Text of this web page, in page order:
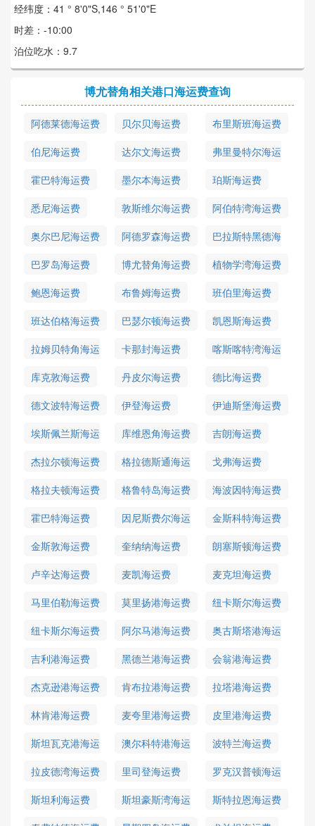
经纬度：41 ° 8'0"S,146 ° 51'0"E
时差：-10:00
泊位吃水：9.7
博尤替角相关港口海运费查询
阿德莱德海运费 贝尔贝海运费
布里斯班海运费
伯尼海运费
达尔文海运费
弗里曼特尔海运
霍巴特海运费 墨尔本海运费
珀斯海运费
悉尼海运费
敦斯维尔海运费
阿伯特湾海运费
奥尔巴尼海运费
阿德罗森海运费
巴拉斯特黑德海
运费
巴罗岛海运费 博尤替角海运费
植物学湾海运费
鲍恩海运费
布鲁姆海运费
班伯里海运费
班达伯格海运费
巴瑟尔顿海运费
凯恩斯海运费
拉姆贝特角海运
卡那封海运费
喀斯喀特湾海运
库克敦海运费 丹皮尔海运费
德比海运费
德文波特海运费
伊登海运费
伊迪斯堡海运费
埃斯佩兰斯海运
库维恩角海运费
吉朗海运费
杰拉尔顿海运费
格拉德斯通海运
费
戈弗海运费
格拉夫顿海运费
格鲁特岛海运费
海波因特海运费
霍巴特海运费
因尼斯费尔海运
金斯科特海运费
金斯敦海运费
奎纳纳海运费
朗塞斯顿海运费
卢辛达海运费
麦凯海运费
麦克坦海运费
马里伯勒海运费
莫里扬港海运费
纽卡斯尔海运费
纽卡斯尔海运费
阿尔马港海运费
奥古斯塔港海运
吉利港海运费 黑德兰港海运费
会翁港海运费
杰克逊港海运费
肯布拉港海运费
拉塔港海运费
林肯港海运费
麦夸里港海运费
皮里港海运费
斯坦瓦克港海运
费
澳尔科特港海运
波特兰海运费
拉皮德湾海运费
里司登海运费
罗克汉普顿海运
费
斯坦利海运费
斯坦豪斯湾海运
费
斯特拉恩海运费